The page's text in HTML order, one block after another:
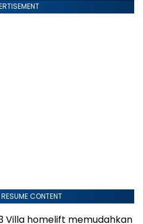
CONTENT
Villa homelift memudahkan